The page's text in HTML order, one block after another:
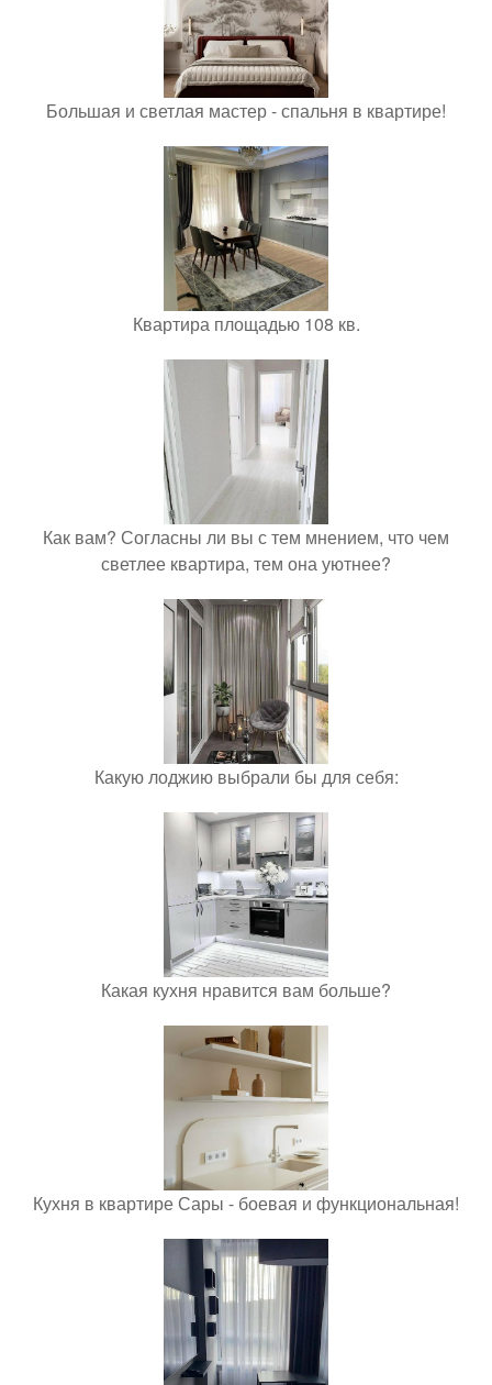
Большая и светлая мастер - спальня в квартире!
Квартира площадью 108 кв.
Как вам? Согласны ли вы с тем мнением, что чем
светлее квартира, тем она уютнее?
Какую лоджию выбрали бы для себя:
Какая кухня нравится вам больше?
Кухня в квартире Сары - боевая и функциональная!